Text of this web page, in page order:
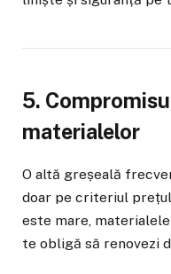
5.
materialelor
O altă greșeală
doar pe criteriul
este mare,
te obligă să renovezi